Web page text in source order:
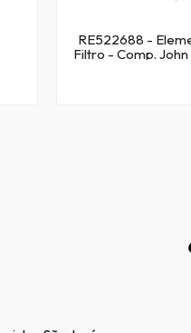
RE522688 -
Filtro - Comp.